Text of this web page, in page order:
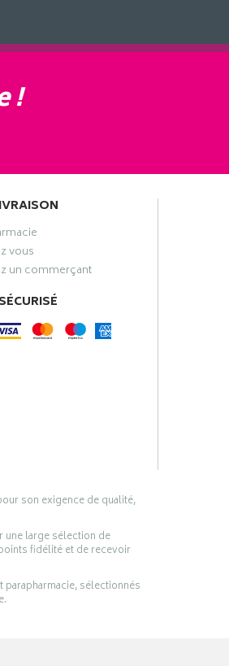
!
vous
un commerçant
son exigence de qualité,
une large sélection de
fidélité et de recevoir
sélectionnés